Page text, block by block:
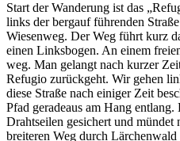
Start der Wanderung ist das
links der bergauf führenden
Wiesenweg. Der Weg führt kurz
einen Linksbogen. An einem
weg. Man gelangt nach kurzer
Refugio zurückgeht. Wir gehen
diese Straße nach einiger Zeit
Pfad geradeaus am Hang
Drahtseilen gesichert und
breiteren Weg durch